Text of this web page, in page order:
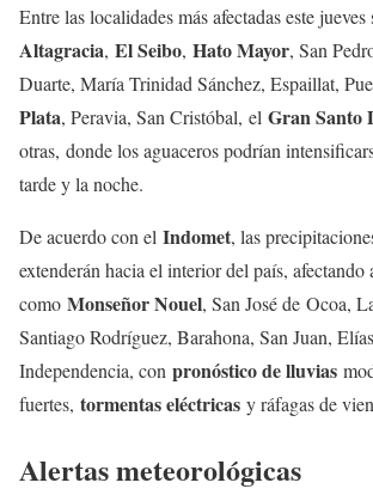
Entre las localidades más afectadas este jueves
Altagracia, El Seibo, Hato Mayor, San
Duarte, María Trinidad Sánchez, Espaillat,
Plata, Peravia, San Cristóbal, el Gran Santo
otras, donde los aguaceros podrían
tarde y la noche.
De acuerdo con el Indomet, las
extenderán hacia el interior del país, afectando
como Monseñor Nouel, San José de Ocoa,
Santiago Rodríguez, Barahona, San Juan,
Independencia, con pronóstico de lluvias
fuertes, tormentas eléctricas y ráfagas de
Alertas meteorológicas